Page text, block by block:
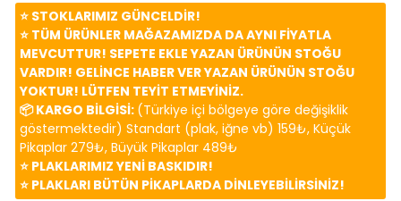
⭐️ STOKLARIMIZ GÜNCELDİR!
⭐️ TÜM ÜRÜNLER MAĞAZAMIZDA DA AYNI FİYATLA
MEVCUTTUR! SEPETE EKLE YAZAN ÜRÜNÜN STOĞU
VARDIR! GELİNCE HABER VER YAZAN ÜRÜNÜN STOĞU
YOKTUR! LÜTFEN TEYİT ETMEYİNİZ.
📦 KARGO BİLGİSİ: (Türkiye içi bölgeye göre değişiklik
göstermektedir) Standart (plak, iğne vb) 159₺, Küçük
Pikaplar 279₺, Büyük Pikaplar 489₺
⭐️ PLAKLARIMIZ YENİ BASKIDIR!
⭐️ PLAKLARI BÜTÜN PİKAPLARDA DİNLEYEBİLİRSİNİZ!